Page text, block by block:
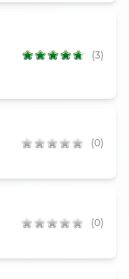
(3)
(0)
(0)